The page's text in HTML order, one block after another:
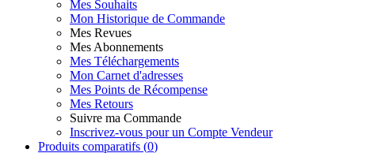
Mes Souhaits
Mon Historique de Commande
Mes Revues
Mes Abonnements
Mes Téléchargements
Mon Carnet d'adresses
Mes Points de Récompense
Mes Retours
Suivre ma Commande
Inscrivez-vous pour un Compte Vendeur
Produits comparatifs (0)